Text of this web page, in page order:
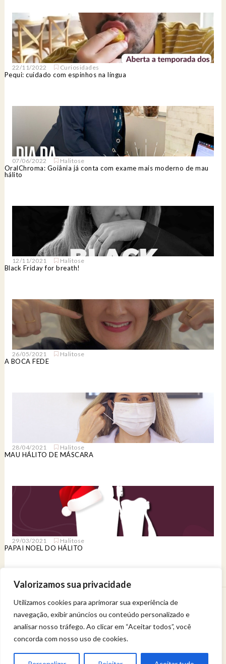
Valorizamos sua privacidade
Utilizamos cookies para aprimorar sua experiência de
navegação, exibir anúncios ou conteúdo personalizado e
analisar nosso tráfego. Ao clicar em “Aceitar todos”, você
concorda com nosso uso de cookies.
22/11/2022 Curiosidades
Pequi: cuidado com espinhos na língua
07/06/2022 Halitose
OralChroma: Goiânia já conta com exame mais moderno de mau
hálito
12/11/2021 Halitose
Black Friday for breath!
26/05/2021 Halitose
A BOCA FEDE
28/04/2021 Halitose
MAU HÁLITO DE MÁSCARA
29/03/2021 Halitose
PAPAI NOEL DO HÁLITO
Venha viver uma experiência de bem-estar.
Entregue a sua saúde a uma profissional qualificada.
Política de privacidade